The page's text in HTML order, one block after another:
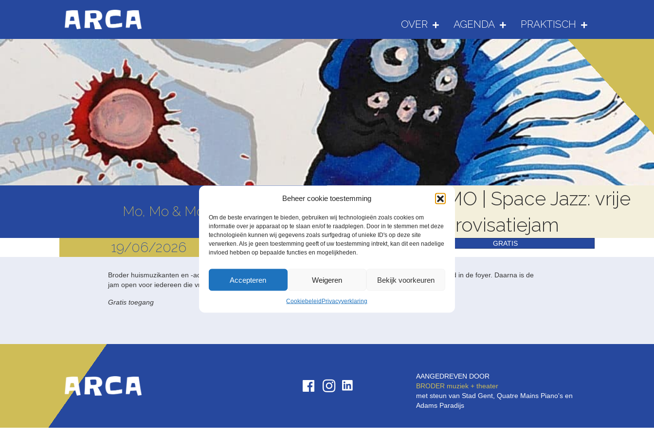
Beheer cookie toestemming
Om de beste ervaringen te bieden, gebruiken wij technologieën zoals cookies om
informatie over je apparaat op te slaan en/of te raadplegen. Door in te stemmen met deze
technologieën kunnen wij gegevens zoals surfgedrag of unieke ID's op deze site
verwerken. Als je geen toestemming geeft of uw toestemming intrekt, kan dit een nadelige
invloed hebben op bepaalde functies en mogelijkheden.
Accepteren Weigeren Bekijk voorkeuren
CookiebeleidPrivacyverklaring
OVER AGENDA PRAKTISCH
Mo, Mo & Mo
MO, MO & MO | Space Jazz: vrije
improvisatiejam
19/06/2026 20:00 GRATIS
Broder huismuzikanten en -acteurs Jakob Verstichel, Elisabeth De Loore en Griet Grypdonck openen deze avond in de foyer. Daarna is de
jam open voor iedereen die vrij wil improviseren.
Gratis toegang
AANGEDREVEN DOOR
BRODER muziek + theater
met steun van Stad Gent, Quatre Mains Piano's en
Adams Paradijs